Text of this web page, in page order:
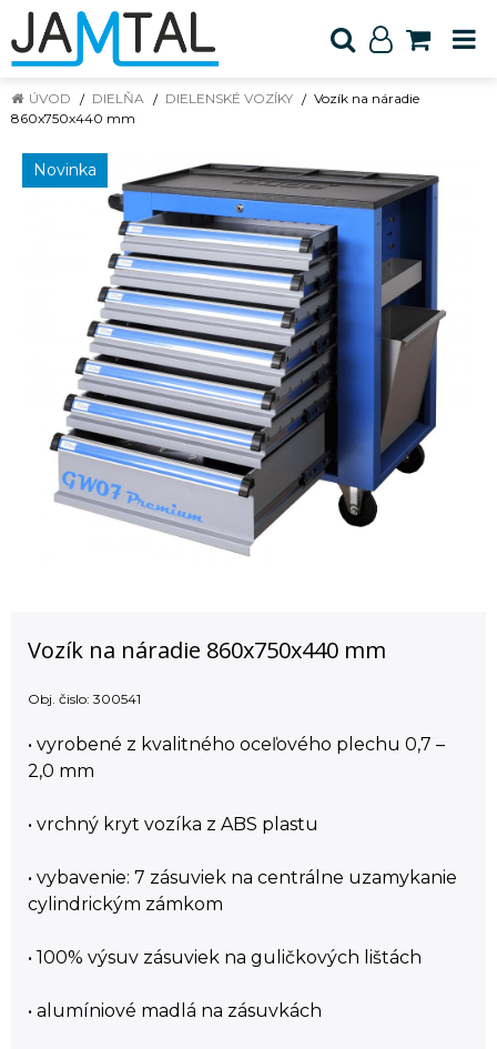
ÚVOD DIELŇA DIELENSKÉ VOZÍKY
Vozík na náradie
860x750x440 mm
Novinka
Vozík na náradie 860x750x440 mm
Obj. čislo: 300541
• vyrobené z kvalitného oceľového plechu 0,7 –
2,0 mm
• vrchný kryt vozíka z ABS plastu
• vybavenie: 7 zásuviek na centrálne uzamykanie
cylindrickým zámkom
• 100% výsuv zásuviek na guličkových lištách
• alumíniové madlá na zásuvkách